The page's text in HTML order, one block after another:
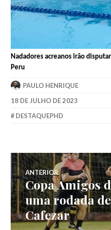
Nadadores acreanos irão
Peru
PAULO HENRIQUE
18 DE JULHO DE 2023
DESTAQUEPHD
ANTERIOR
Copa Amigos
uma rodada
Cafezar